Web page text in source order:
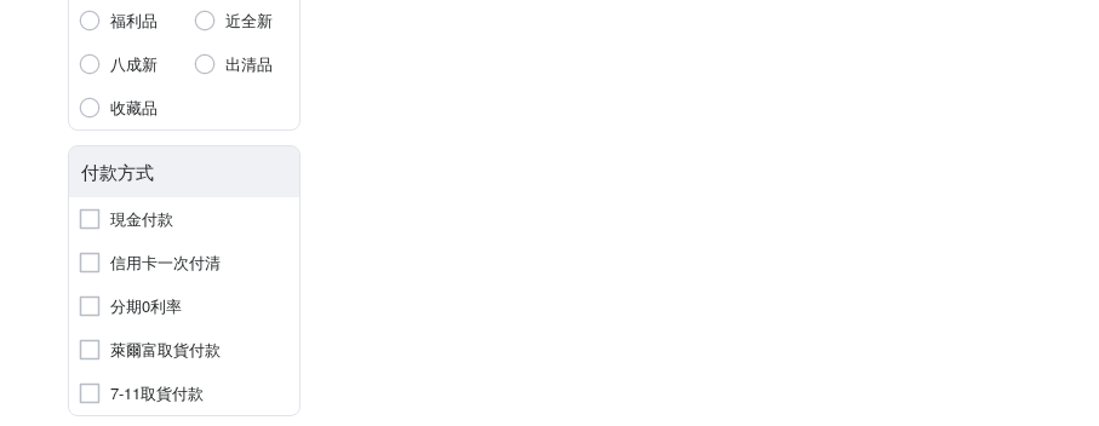
福利品
近全新
八成新
出清品
收藏品
付款方式
現金付款
信用卡一次付清
分期0利率
萊爾富取貨付款
7-11取貨付款